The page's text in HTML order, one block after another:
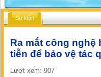
Sự kiện
Ra mắt công
tiễn để bảo vệ tác
Lượt xem: 907